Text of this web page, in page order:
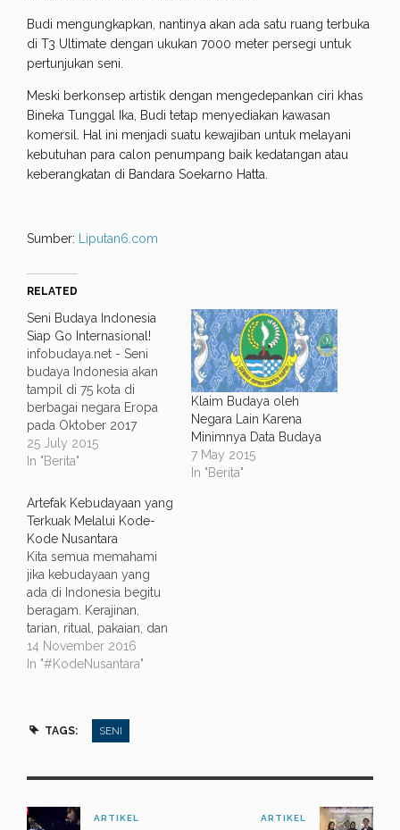
Budi mengungkapkan, nantinya akan ada satu ruang terbuka
di T3 Ultimate dengan ukukan 7000 meter persegi untuk
pertunjukan seni.
Meski berkonsep artistik dengan mengedepankan ciri khas
Bineka Tunggal Ika, Budi tetap menyediakan kawasan
komersil. Hal ini menjadi suatu kewajiban untuk melayani
kebutuhan para calon penumpang baik kedatangan atau
keberangkatan di Bandara Soekarno Hatta.
Sumber: Liputan6.com
RELATED
Seni Budaya Indonesia
Siap Go Internasional!
infobudaya.net - Seni
budaya Indonesia akan
tampil di 75 kota di
berbagai negara Eropa
pada Oktober 2017
hingga Januari 2018.
Salah satu festival besar
yang telah
diselenggarakan sejak
1969. Festival seni
budaya ini dikemas
dalam Europalia
Indonesia. Menteri
Pendidikan dan
Kebudayaan
(Mendikbud) Anies
Baswedan
25 July 2015
In "Berita"
Klaim Budaya oleh
Negara Lain Karena
Minimnya Data Budaya
7 May 2015
In "Berita"
Artefak Kebudayaan yang
Terkuak Melalui Kode-
Kode Nusantara
Kita semua memahami
jika kebudayaan yang
ada di Indonesia begitu
beragam. Kerajinan,
tarian, ritual, pakaian, dan
masih banyak lagi.
Ekspresi-ekspresi
kebudayaan ketika
mereka menjadi media
merupakan wujud
kebudayaan fisik yang
14 November 2016
In "#KodeNusantara"
TAGS: SENI
ARTIKEL ARTIKEL